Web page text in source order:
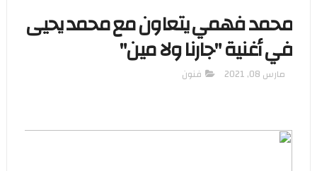
محمد فهمي يتعاون مع محمد يحيى
في أغنية "جارنا ولا مين"
مارس 08, 2021 فنون